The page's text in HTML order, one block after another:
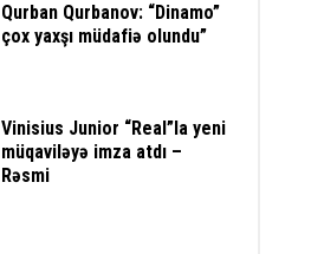
Qurban Qurbanov: “Dinamo”
çox yaxşı müdafiə olundu”
Vinisius Junior “Real”la yeni
müqaviləyə imza atdı –
Rəsmi